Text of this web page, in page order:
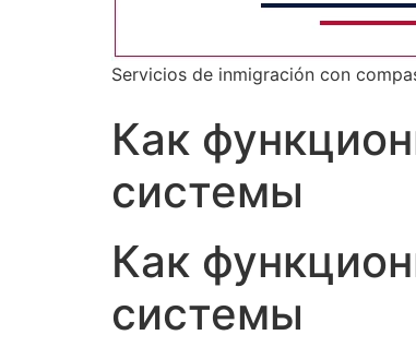
Servicios de inmigración con
Как
системы
Как
системы